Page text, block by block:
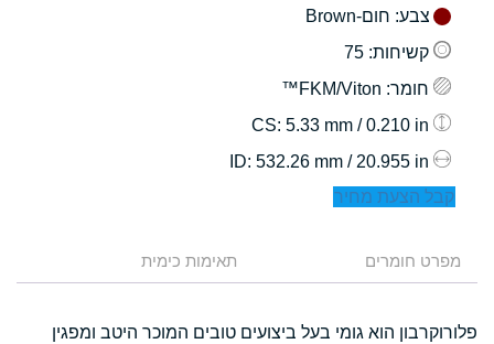
צבע: חום-Brown
קשיחות: 75
חומר: FKM/Viton™
: 5.33 mm / 0.210 in
: 532.26 mm / 20.955 in
קבל הצעת מחיר
מפרט חומרים תאימות כימית
פלורוקרבון הוא גומי בעל ביצועים טובים המוכר היטב ומפגין